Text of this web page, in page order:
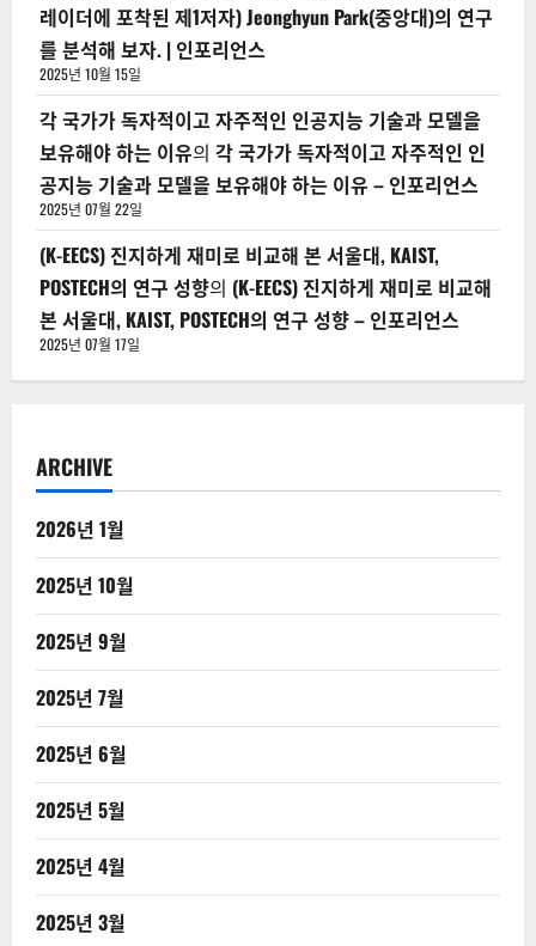
레이더에 포착된 제1저자) Jeonghyun Park(중앙대)의 연구
를 분석해 보자. | 인포리언스
2025년 10월 15일
각 국가가 독자적이고 자주적인 인공지능 기술과 모델을
보유해야 하는 이유의 각 국가가 독자적이고 자주적인 인
공지능 기술과 모델을 보유해야 하는 이유 – 인포리언스
2025년 07월 22일
(K-EECS) 진지하게 재미로 비교해 본 서울대, KAIST,
POSTECH의 연구 성향의 (K-EECS) 진지하게 재미로 비교해
본 서울대, KAIST, POSTECH의 연구 성향 – 인포리언스
2025년 07월 17일
ARCHIVE
2026년 1월
2025년 10월
2025년 9월
2025년 7월
2025년 6월
2025년 5월
2025년 4월
2025년 3월